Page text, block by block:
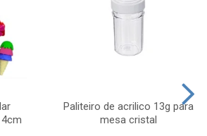
Paliteiro de acrilico 13g para
mesa cristal